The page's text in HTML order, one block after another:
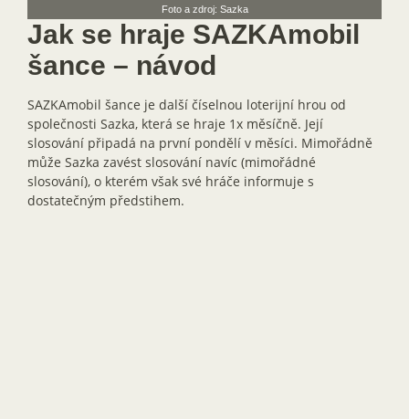
Foto a zdroj: Sazka
Jak se hraje SAZKAmobil
šance – návod
SAZKAmobil šance je další číselnou loterijní hrou od
společnosti Sazka, která se hraje 1x měsíčně. Její
slosování připadá na první pondělí v měsíci. Mimořádně
může Sazka zavést slosování navíc (mimořádné
slosování), o kterém však své hráče informuje s
dostatečným předstihem.